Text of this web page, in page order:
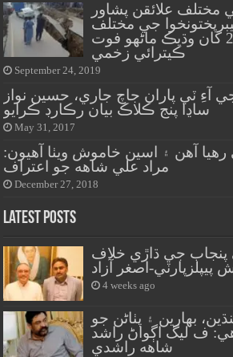
مختلف علائقن پشاور
جي مختلف
علائقن ۾ زلزلو 25 کان وڌيڪ ماڻهو فوت
ڪيترائي زخمي
September 24, 2019
آءِ ٽي پاران جاچ جاري، حسين نواز
ساڍا پنج ڪلاڪ بيان رڪارڊ ڪرايو
May 31, 2017
آهن ۽ اسين خاموش ويٺا آهيون:
مراد علي شاهه جو اعتراف
December 27, 2018
Latest Posts
پنجاب جي ڌاڙي خلاف
پيپلزپارٽي-اصغر آزاد
4 weeks ago
بهارين ۽ پٺاڻن جو
ف ليگ اڳواڻ راشد
شاهه راشدي